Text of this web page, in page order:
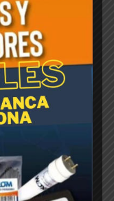
y
vez